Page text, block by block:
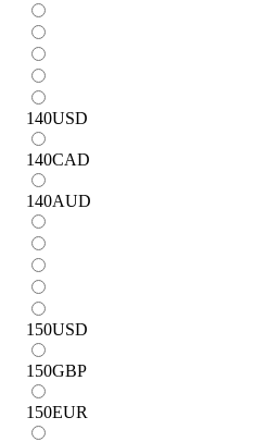
140USD
140CAD
140AUD
150USD
150GBP
150EUR